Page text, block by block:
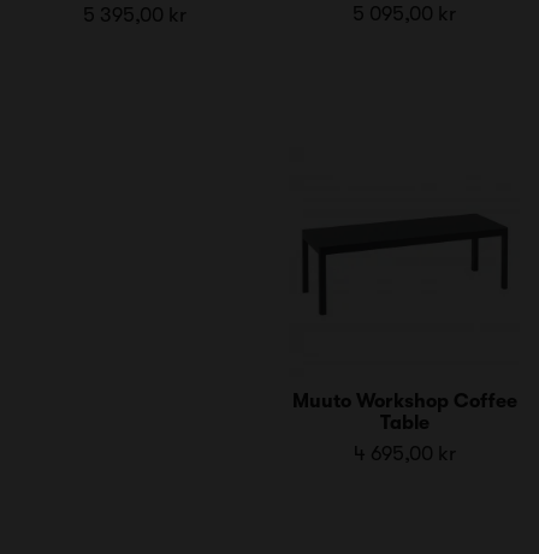
5 395,00 kr 5 095,00 kr
Muuto Workshop Coffee
Table
4 695,00 kr